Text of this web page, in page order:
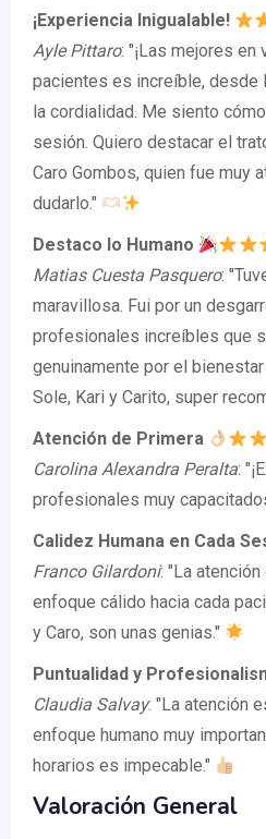
¡Experiencia Inigualable!
Ayle Pittaro: "¡Las mejores
pacientes es increíble, desde
la cordialidad. Me siento
sesión. Quiero destacar el
Caro Gombos, quien fue muy
dudarlo."
Destaco lo Humano
Matias Cuesta Pasquero:
maravillosa. Fui por un
profesionales increíbles que
genuinamente por el
Sole, Kari y Carito, super
Atención de Primera
Carolina Alexandra Peralta:
profesionales muy
Calidez Humana en Cada
Franco Gilardoni: "La
enfoque cálido hacia cada
y Caro, son unas genias."
Puntualidad y
Claudia Salvay: "La atención
enfoque humano muy
horarios es impecable."
Valoración General